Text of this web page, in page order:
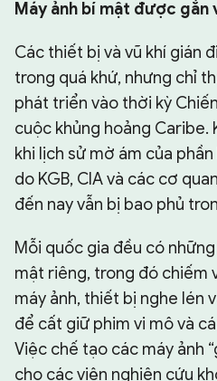
Máy ảnh bí mật được gắn
Các thiết bị và vũ khí gián
trong quá khứ, nhưng chỉ
phát triển vào thời kỳ
cuộc khủng hoảng Caribe.
khi lịch sử mờ ám của
do KGB, CIA và các cơ
đến nay vẫn bị bao phủ
Mỗi quốc gia đều có
mật riêng, trong đó chiếm
máy ảnh, thiết bị nghe lén
để cất giữ phim vi mô và
Việc chế tạo các máy ảnh
cho các viện nghiên cứu